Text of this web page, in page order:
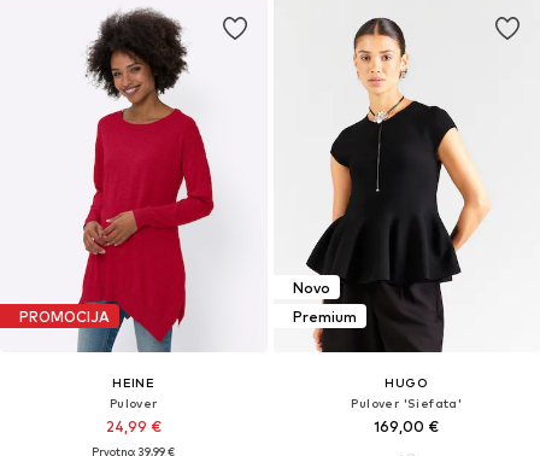
PROMOCIJA
HEINE
Pulover
24,99 €
Prvotno: 39,99 €
Novo
Premium
HUGO
Pulover 'Siefata'
169,00 €